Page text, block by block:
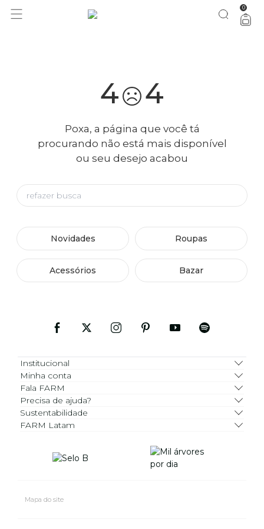
você merece 30% OFF pra comemorar com a gente aproveita! 0
4 4
Poxa, a página que você tá
procurando não está mais disponível
ou seu desejo acabou
Novidades Roupas
Acessórios Bazar
Institucional
Minha conta
Fala FARM
Precisa de ajuda?
Sustentabilidade
FARM Latam
Mapa do site